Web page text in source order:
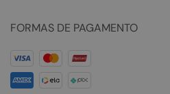
FORMAS DE PAGAMENTO